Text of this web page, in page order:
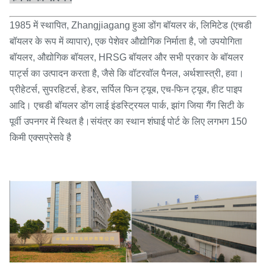
1985 में स्थापित, Zhangjiagang हुआ डोंग बॉयलर कं, लिमिटेड (एचडी
बॉयलर के रूप में व्यापार), एक पेशेवर औद्योगिक निर्माता है, जो उपयोगिता
बॉयलर, औद्योगिक बॉयलर, HRSG बॉयलर और सभी प्रकार के बॉयलर
पार्ट्स का उत्पादन करता है, जैसे कि वॉटरवॉल पैनल, अर्थशास्त्री, हवा।
प्रीहेटर्स, सुपरहिटर्स, हेडर, सर्पिल फिन ट्यूब, एच-फिन ट्यूब, हीट पाइप
आदि। एचडी बॉयलर डोंग लाई इंडस्ट्रियल पार्क, झांग जिया गैंग सिटी के
पूर्वी उपनगर में स्थित है।संयंत्र का स्थान शंघाई पोर्ट के लिए लगभग 150
किमी एक्सप्रेसवे है